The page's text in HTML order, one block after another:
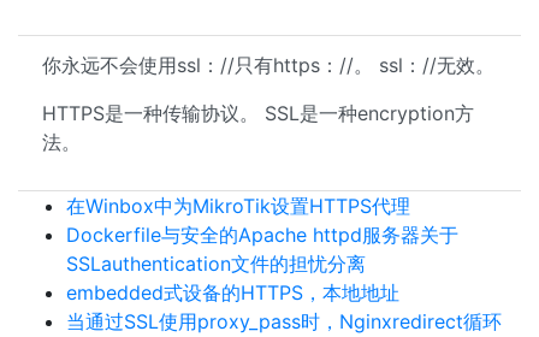
你永远不会使用ssl：//只有https：//。 ssl：//无效。
HTTPS是一种传输协议。 SSL是一种encryption方
法。
在Winbox中为MikroTik设置HTTPS代理
Dockerfile与安全的Apache httpd服务器关于
SSLauthentication文件的担忧分离
embedded式设备的HTTPS，本地地址
当通过SSL使用proxy_pass时，Nginxredirect循环